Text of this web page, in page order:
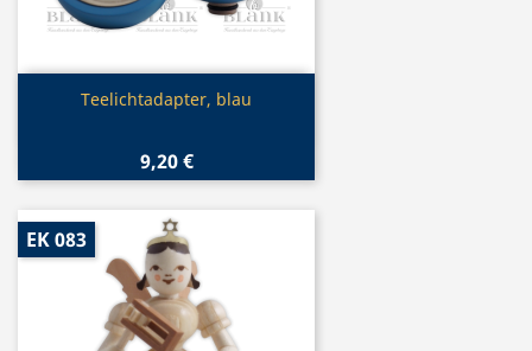
Vorschau
Teelichtadapter, blau
9,20 €
EK 083